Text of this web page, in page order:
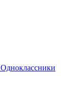
Одноклассники